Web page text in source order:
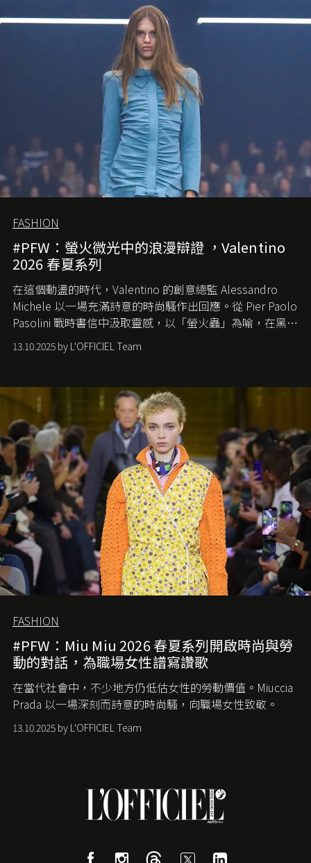
FASHION
#PFW：螢火微光中的浪漫辯證 ，Valentino
2026 春夏系列
在這個動盪的時代， Valentino 的創意總監 Alessandro
Michele 以一場充滿詩意的時尚騷作出回應。從 Pier Paolo
Pasolini 戰時書信中汲取靈感，以「螢火蟲」為喻，在黑暗
中找尋希望的微光。
13.10.2025 by L'OFFICIEL Team
FASHION
#PFW：Miu Miu 2026 春夏系列開啟時尚與勞
動的對話，為職場女性譜寫讚歌
在當代社會中，不少地方仍低估女性的勞動價值。 Miuccia
Prada 以一場深刻而詩意的時尚騷，向職場女性致敬。
13.10.2025 by L'OFFICIEL Team